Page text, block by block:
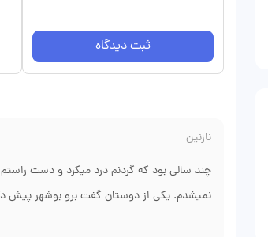
ثبت دیدگاه
نازنین
چند سالی بود که گردنم درد میکرد و دست
نمیشدم. یکی از دوستان گفت برو بوشهر پیش
روی عصب فشار میاره و باید عمل دیسککتومی